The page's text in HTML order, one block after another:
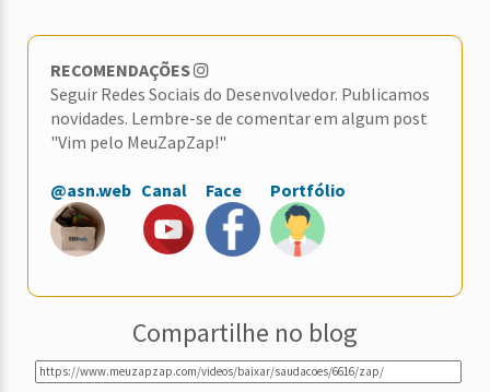
RECOMENDAÇÕES
Seguir Redes Sociais do Desenvolvedor. Publicamos
novidades. Lembre-se de comentar em algum post
"Vim pelo MeuZapZap!"
@asn.web Canal Face Portfólio
Compartilhe no blog